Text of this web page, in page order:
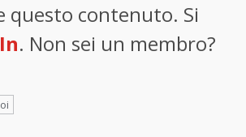
questo contenuto. Si
. Non sei un membro?